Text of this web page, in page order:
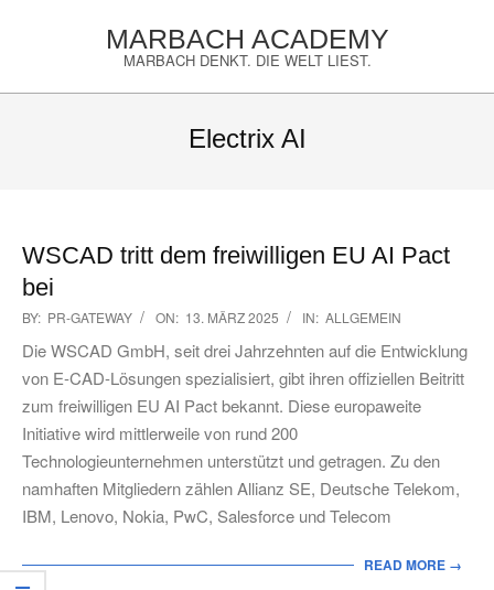
MARBACH ACADEMY
MARBACH DENKT. DIE WELT LIEST.
Electrix AI
WSCAD tritt dem freiwilligen EU AI Pact
bei
2025-
03-
13
BY: PR-GATEWAY ON: 13. MÄRZ 2025 IN: ALLGEMEIN
Die WSCAD GmbH, seit drei Jahrzehnten auf die Entwicklung
von E-CAD-Lösungen spezialisiert, gibt ihren offiziellen Beitritt
zum freiwilligen EU AI Pact bekannt. Diese europaweite
Initiative wird mittlerweile von rund 200
Technologieunternehmen unterstützt und getragen. Zu den
namhaften Mitgliedern zählen Allianz SE, Deutsche Telekom,
IBM, Lenovo, Nokia, PwC, Salesforce und Telecom
READ MORE →